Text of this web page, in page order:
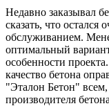
Недавно заказывал
сказать, что остался
обслуживанием.
оптимальный
особенности
качество бетона
"Эталон Бетон"
производителя